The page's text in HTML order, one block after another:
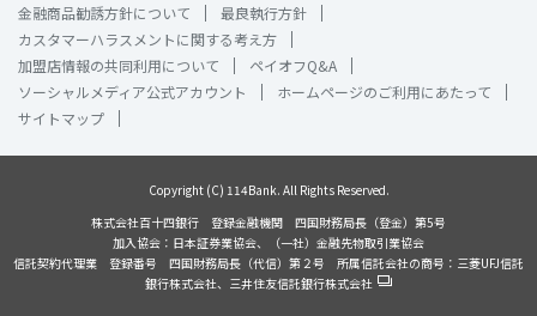
金融商品勧誘方針について
最良執行方針
カスタマーハラスメントに関する考え方
加盟店情報の共同利用について
ペイオフQ&A
ソーシャルメディア公式アカウント
ホームページのご利用にあたって
サイトマップ
Copyright (C) 114Bank. All Rights Reserved.
株式会社百十四銀行 登録金融機関 四国財務局長（登金）第5号
加入協会：日本証券業協会、（一社）金融先物取引業協会
信託契約代理業 登録番号 四国財務局長（代信）第２号 所属信託会社の商号：三菱UFJ信託
銀行株式会社、三井住友信託銀行株式会社